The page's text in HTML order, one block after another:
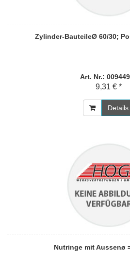
Zylinder-BauteileØ 60/30;
Art. Nr.:
9,31 € *
Details
Nutringe mit Aussenø